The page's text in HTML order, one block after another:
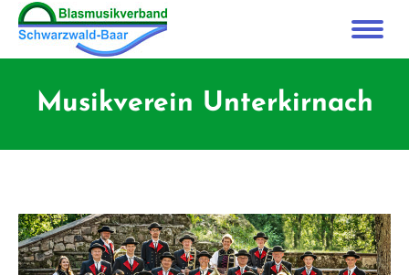
Musikverein Unterkirnach